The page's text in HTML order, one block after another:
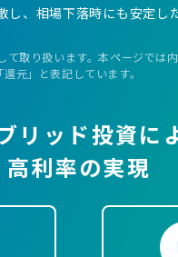
し、相場下落時にも安定し
取り扱います。本ページでは
元」と表記しています。
リッド投資に
高利率の実現